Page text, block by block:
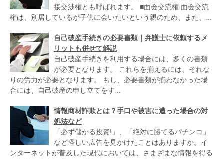
接交渉権とも呼ばれます。 ■面会交流権 面会交流
権は、別居しているが子供に会いたいという親のため、また、...
自己破産手続きの必要書類｜弁護士に依頼するメ
リットも併せて解説
自己破産手続きを利用する場合には、多くの書類
が必要となります。 これらを揃えるには、それな
りの労力が必要となります。 もし、必要書類が揃わなかった場
合には、自己破産の申し立てをす...
情報商材詐欺とは？手口や被害に遭った場合の対
処法など
「必ず儲かる投資!」、「絶対に勝てるパチンコ」
など怪しい広告を見かけたことはありますか。イ
ンターネットが普及した現代においては、さまざまな情報を得る